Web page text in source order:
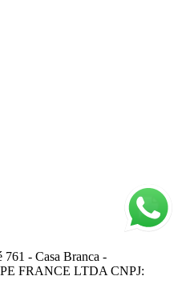
761 - Casa Branca -
FRANCE LTDA CNPJ: